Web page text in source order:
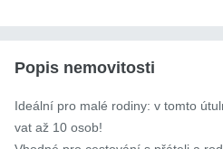
Popis nemovitosti
Ideální pro malé rodiny: v tomto
vat až 10 osob!